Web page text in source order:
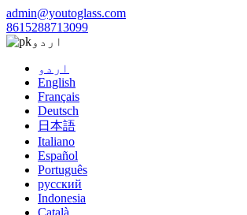
admin@youtoglass.com
8615288713099
اردو
اردو
English
Français
Deutsch
日本語
Italiano
Español
Português
русский
Indonesia
Català